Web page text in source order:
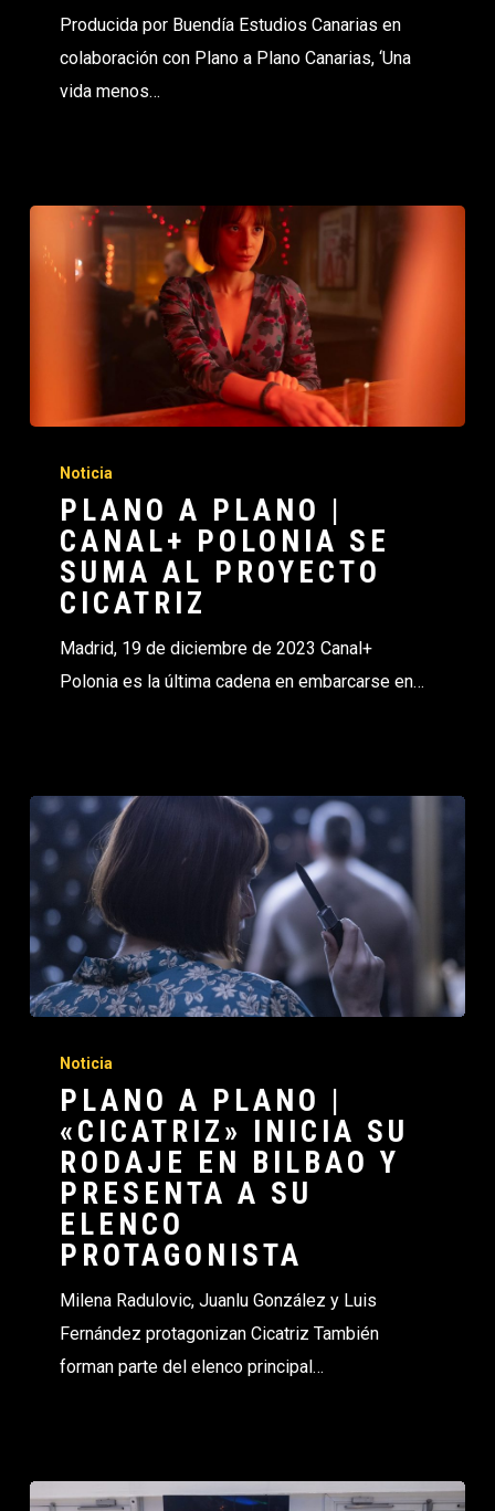
Producida por Buendía Estudios Canarias en
colaboración con Plano a Plano Canarias, ‘Una
vida menos…
Noticia
PLANO A PLANO |
CANAL+ POLONIA SE
SUMA AL PROYECTO
CICATRIZ
Madrid, 19 de diciembre de 2023 Canal+
Polonia es la última cadena en embarcarse en…
Noticia
PLANO A PLANO |
«CICATRIZ» INICIA SU
RODAJE EN BILBAO Y
PRESENTA A SU
ELENCO
PROTAGONISTA
Milena Radulovic, Juanlu González y Luis
Fernández protagonizan Cicatriz También
forman parte del elenco principal…